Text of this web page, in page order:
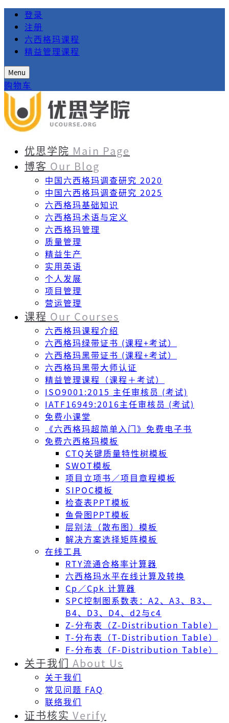
登录
注册
六西格玛课程
精益管理课程
Menu
购物车
优思学院 Main Page
博客 Our Blog
中国六西格玛调查研究 2020
中国六西格玛调查研究 2025
六西格玛基础知识
六西格玛术语与定义
六西格玛管理
质量管理
精益生产
实用英语
个人发展
项目管理
营运管理
课程 Our Courses
六西格玛课程介绍
六西格玛绿带证书 (课程+考试）
六西格玛黑带证书 (课程+考试）
六西格玛黑带大师认证
精益管理课程（课程＋考试）
ISO9001:2015 主任审核员 (考试)
IATF16949:2016主任审核员 (考试)
免费小课堂
《六西格玛超简单入门》免费电子书
免费六西格玛模板
CTQ关键质量特性树模板
SWOT模板
项目立项书／项目章程模板
SIPOC模板
检查表PPT模板
鱼骨图PPT模板
层别法（散布图）模板
解决方案选择矩阵模板
在线工具
RTY流通合格率计算器
六西格玛水平在线计算及转换
Cp／Cpk 计算器
SPC控制图系数表：A2、A3、B3、
B4、D3、D4、d2与c4
Z-分布表（Z-Distribution Table）
T-分布表（T-Distribution Table）
F-分布表（F-Distribution Table）
关于我们 About Us
关于我们
常见问题 FAQ
联络我们
证书核实 Verify